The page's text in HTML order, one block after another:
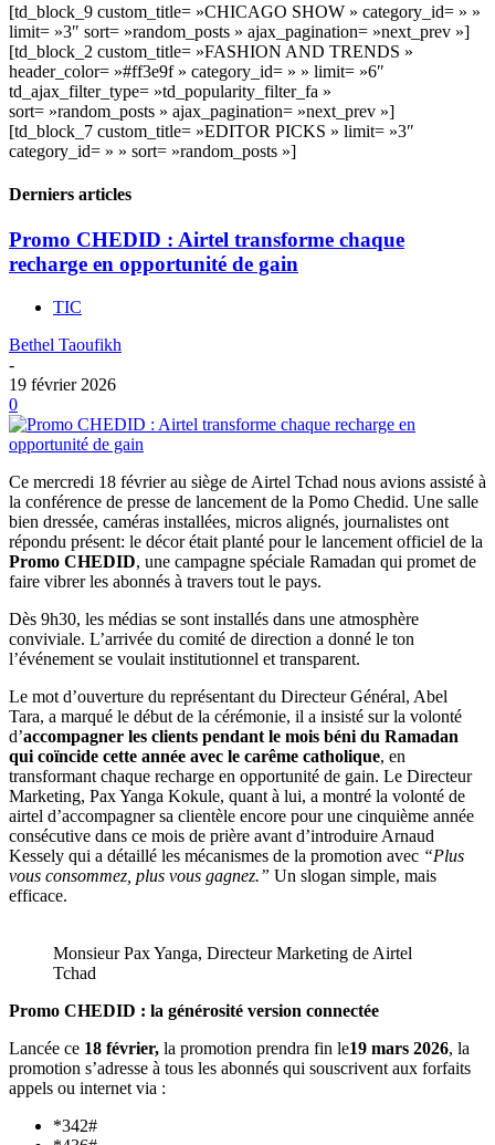
[td_block_9 custom_title= »CHICAGO SHOW » category_id= » »
limit= »3″ sort= »random_posts » ajax_pagination= »next_prev »]
[td_block_2 custom_title= »FASHION AND TRENDS »
header_color= »#ff3e9f » category_id= » » limit= »6″
td_ajax_filter_type= »td_popularity_filter_fa »
sort= »random_posts » ajax_pagination= »next_prev »]
[td_block_7 custom_title= »EDITOR PICKS » limit= »3″
category_id= » » sort= »random_posts »]
Derniers articles
Promo CHEDID : Airtel transforme chaque
recharge en opportunité de gain
TIC
Bethel Taoufikh
-
19 février 2026
0
Ce mercredi 18 février au siège de Airtel Tchad nous avions assisté à
la conférence de presse de lancement de la Pomo Chedid. Une salle
bien dressée, caméras installées, micros alignés, journalistes ont
répondu présent: le décor était planté pour le lancement officiel de la
Promo CHEDID, une campagne spéciale Ramadan qui promet de
faire vibrer les abonnés à travers tout le pays.
Dès 9h30, les médias se sont installés dans une atmosphère
conviviale. L’arrivée du comité de direction a donné le ton
l’événement se voulait institutionnel et transparent.
Le mot d’ouverture du représentant du Directeur Général, Abel
Tara, a marqué le début de la cérémonie, il a insisté sur la volonté
d’accompagner les clients pendant le mois béni du Ramadan
qui coïncide cette année avec le carême catholique, en
transformant chaque recharge en opportunité de gain. Le Directeur
Marketing, Pax Yanga Kokule, quant à lui, a montré la volonté de
airtel d’accompagner sa clientèle encore pour une cinquième année
consécutive dans ce mois de prière avant d’introduire Arnaud
Kessely qui a détaillé les mécanismes de la promotion avec “Plus
vous consommez, plus vous gagnez.” Un slogan simple, mais
efficace.
Monsieur Pax Yanga, Directeur Marketing de Airtel
Tchad
Promo CHEDID : la générosité version connectée
Lancée ce 18 février, la promotion prendra fin le19 mars 2026, la
promotion s’adresse à tous les abonnés qui souscrivent aux forfaits
appels ou internet via :
*342#